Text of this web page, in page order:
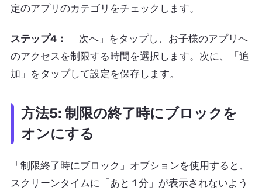
定のアプリのカテゴリをチェックします。
ステップ4：
「次へ」をタップし、お子様のアプリへ
のアクセスを制限する時間を選択します。次に、「追
加」をタップして設定を保存します。
方法5: 制限の終了時にブロックを
オンにする
「制限終了時にブロック」オプションを使用すると、
スクリーンタイムに「あと 1 分」が表示されないよう